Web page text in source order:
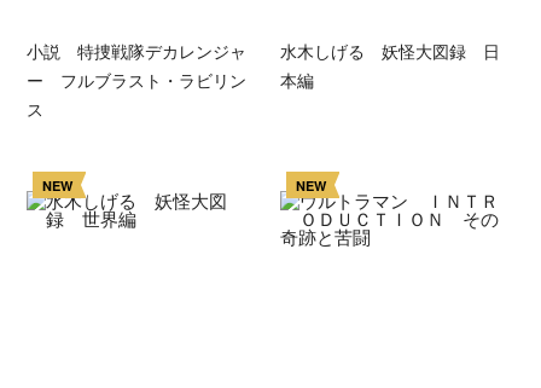
小説 特捜戦隊デカレンジャ
ー フルブラスト・ラビリン
ス
水木しげる 妖怪大図録 日
本編
NEW NEW